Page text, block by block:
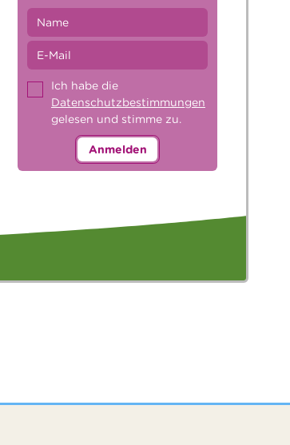
Ich habe die
Datenschutzbestimmungen
gelesen und stimme zu.
Anmelden